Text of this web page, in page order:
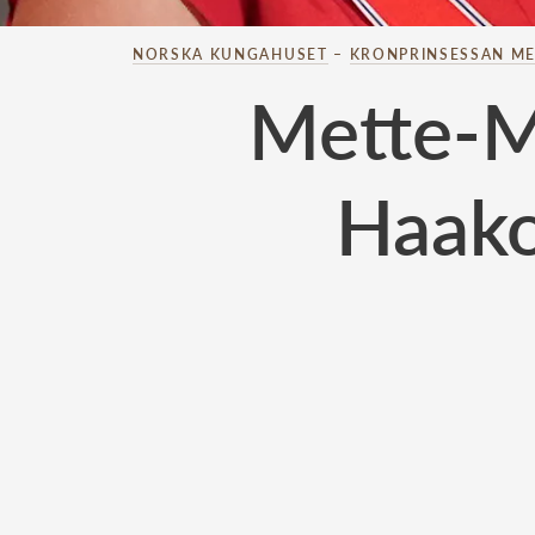
NORSKA KUNGAHUSET – KRONPRINSESSAN
Mette-